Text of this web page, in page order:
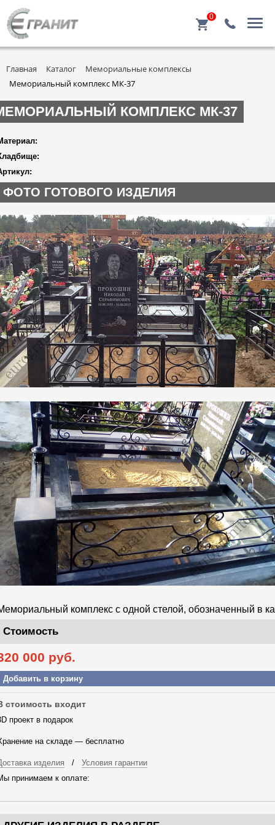
0
Главная Каталог
Мемориальные комплексы
Мемориальный комплекс МК-37
КОМПЛЕКС МК-37
ФОТО ГОТОВОГО ИЗДЕЛИЯ
комплекс с одной стелой, обозначенный в
Стоимость
000 руб.
Добавить в корзину
стоимость входит
проект в подарок
на складе — бесплатно
изделия / Условия гарантии
принимаем к оплате: